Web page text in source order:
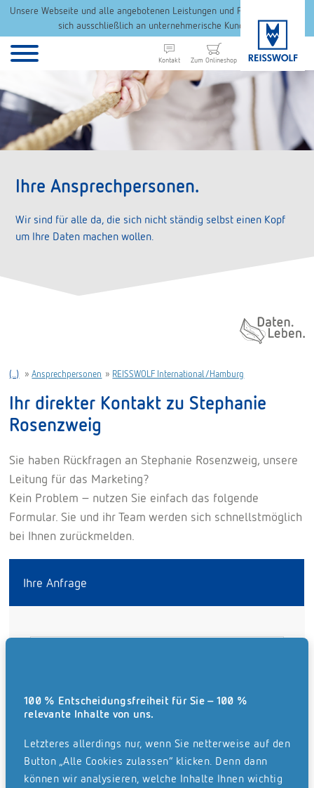
100 % Entscheidungsfreiheit für Sie – 100 %
relevante Inhalte von uns.
Letzteres allerdings nur, wenn Sie netterweise auf den
Button „Alle Cookies zulassen“ klicken. Denn dann
können wir analysieren, welche Inhalte Ihnen wichtig
Unsere Webseite und alle angebotenen Leistungen und Produkte richten
sich ausschließlich an unternehmerische Kunden.
Kontakt Zum Onlineshop
Ihre Ansprechpersonen.
Wir sind für alle da, die sich nicht ständig selbst einen Kopf
um Ihre Daten machen wollen.
Daten. Leben.
(..) »Ansprechpersonen » REISSWOLF International/Hamburg
Ihr direkter Kontakt zu Stephanie
Rosenzweig
Sie haben Rückfragen an Stephanie Rosenzweig, unsere
Leitung für das Marketing?
Kein Problem – nutzen Sie einfach das folgende
Formular. Sie und ihr Team werden sich schnellstmöglich
bei Ihnen zurückmelden.
Ihre Anfrage